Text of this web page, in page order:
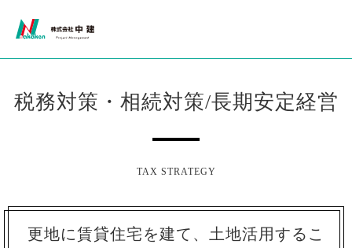
税務対策・相続対策/長期安定経営
TAX STRATEGY
更地に賃貸住宅を建て、土地活用するこ